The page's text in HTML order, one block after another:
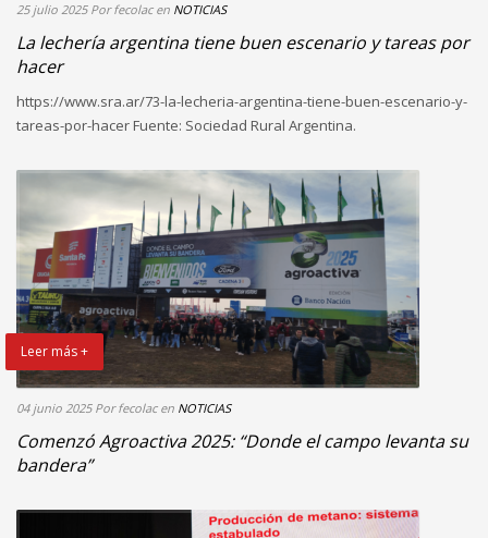
25 julio 2025 Por fecolac en NOTICIAS
La lechería argentina tiene buen escenario y tareas por
hacer
https://www.sra.ar/73-la-lecheria-argentina-tiene-buen-escenario-y-
tareas-por-hacer Fuente: Sociedad Rural Argentina.
Leer más +
04 junio 2025 Por fecolac en NOTICIAS
Comenzó Agroactiva 2025: “Donde el campo levanta su
bandera”